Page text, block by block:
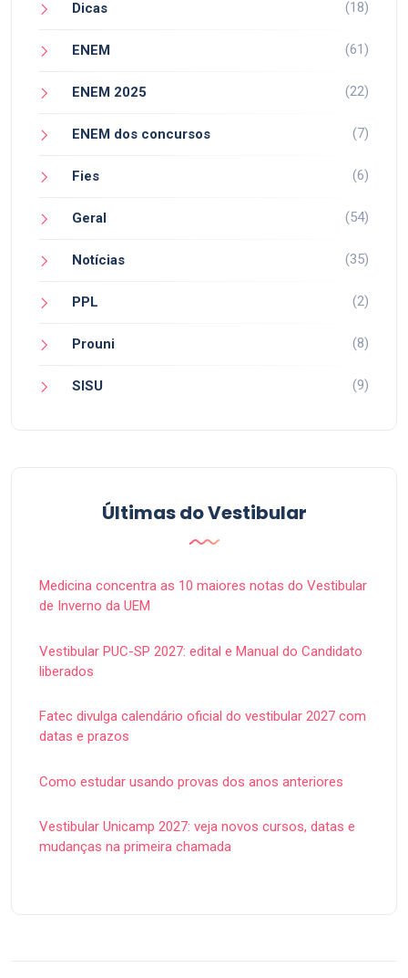
Dicas (18)
ENEM (61)
ENEM 2025 (22)
ENEM dos concursos (7)
Fies (6)
Geral (54)
Notícias (35)
PPL (2)
Prouni (8)
SISU (9)
Últimas do Vestibular
Medicina concentra as 10 maiores notas do Vestibular
de Inverno da UEM
Vestibular PUC-SP 2027: edital e Manual do Candidato
liberados
Fatec divulga calendário oficial do vestibular 2027 com
datas e prazos
Como estudar usando provas dos anos anteriores
Vestibular Unicamp 2027: veja novos cursos, datas e
mudanças na primeira chamada